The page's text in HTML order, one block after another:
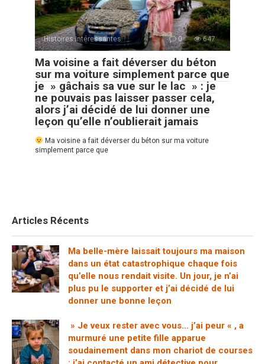
Histoires Intéressantes 0 647
Ma voisine a fait déverser du béton
sur ma voiture simplement parce que
je » gâchais sa vue sur le lac » : je
ne pouvais pas laisser passer cela,
alors j’ai décidé de lui donner une
leçon qu’elle n’oublierait jamais
Ma voisine a fait déverser du béton sur ma voiture
simplement parce que
Articles Récents
Ma belle-mère laissait toujours ma maison
dans un état catastrophique chaque fois
qu’elle nous rendait visite. Un jour, je n’ai
plus pu le supporter et j’ai décidé de lui
donner une bonne leçon
» Je veux rester avec vous… j’ai peur « , a
murmuré une petite fille apparue
soudainement dans mon chariot de courses